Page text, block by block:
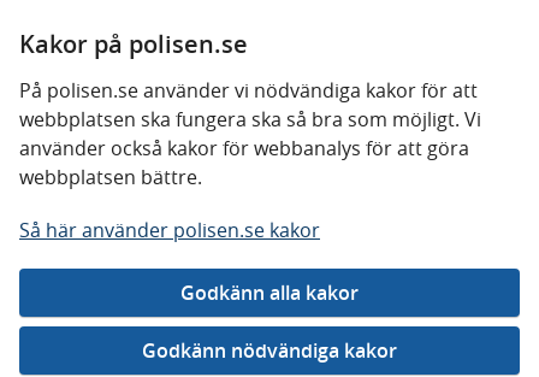
Kakor på polisen.se
På polisen.se använder vi nödvändiga kakor för att
webbplatsen ska fungera ska så bra som möjligt. Vi
använder också kakor för webbanalys för att göra
webbplatsen bättre.
Så här använder polisen.se kakor